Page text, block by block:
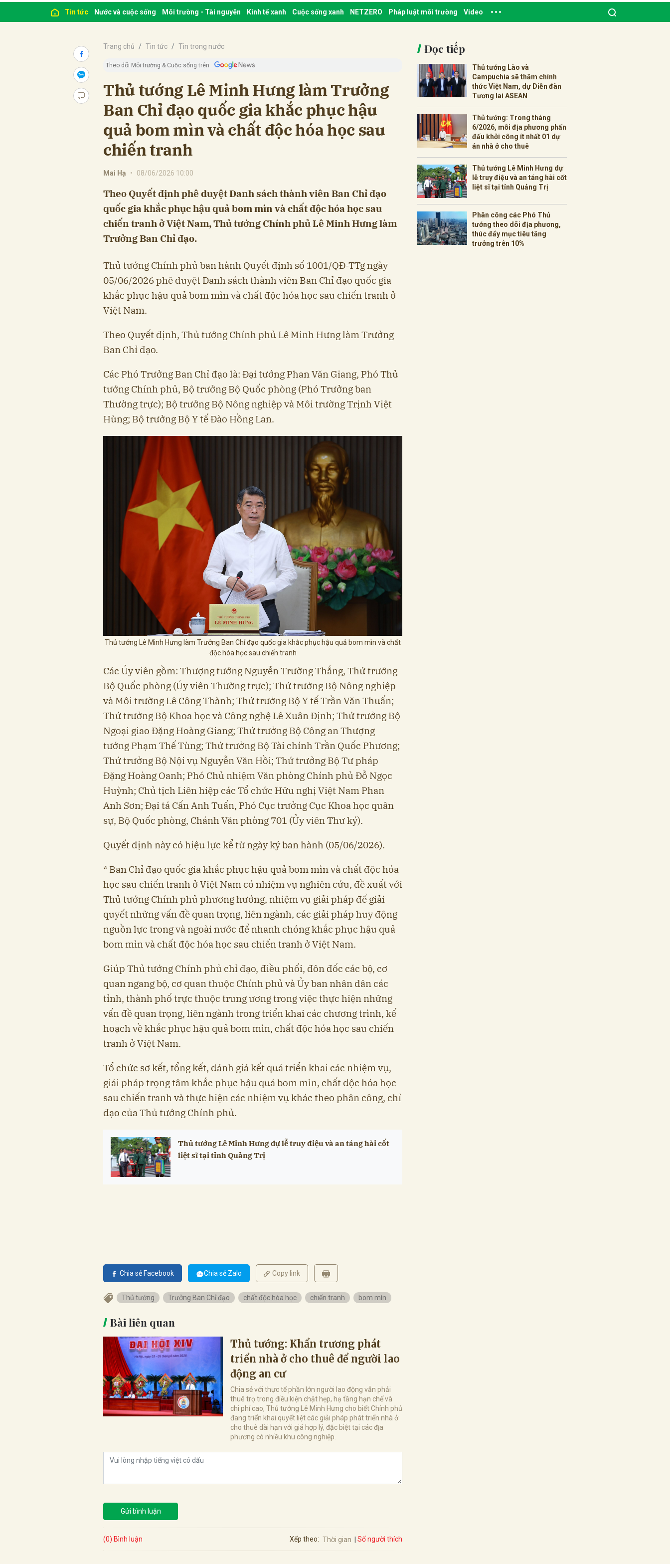
Tin tức Nước và cuộc sống Môi trường - Tài nguyên Kinh tế xanh Cuộc sống xanh NETZERO Pháp luật môi trường Video
Trang chủ Tin tức Tin trong nước
Theo dõi Môi trường & Cuộc sống trên
Thủ tướng Lê Minh Hưng làm Trưởng
Ban Chỉ đạo quốc gia khắc phục hậu
quả bom mìn và chất độc hóa học sau
chiến tranh
Mai Hạ • 08/06/2026 10:00
Theo Quyết định phê duyệt Danh sách thành viên Ban Chỉ đạo
quốc gia khắc phục hậu quả bom mìn và chất độc hóa học sau
chiến tranh ở Việt Nam, Thủ tướng Chính phủ Lê Minh Hưng làm
Trưởng Ban Chỉ đạo.
Thủ tướng Chính phủ ban hành Quyết định số 1001/QĐ-TTg ngày
05/06/2026 phê duyệt Danh sách thành viên Ban Chỉ đạo quốc gia
khắc phục hậu quả bom mìn và chất độc hóa học sau chiến tranh ở
Việt Nam.
Theo Quyết định, Thủ tướng Chính phủ Lê Minh Hưng làm Trưởng
Ban Chỉ đạo.
Các Phó Trưởng Ban Chỉ đạo là: Đại tướng Phan Văn Giang, Phó Thủ
tướng Chính phủ, Bộ trưởng Bộ Quốc phòng (Phó Trưởng ban
Thường trực); Bộ trưởng Bộ Nông nghiệp và Môi trường Trịnh Việt
Hùng; Bộ trưởng Bộ Y tế Đào Hồng Lan.
Thủ tướng Lê Minh Hưng làm Trưởng Ban Chỉ đạo quốc gia khắc phục hậu quả bom mìn và chất
độc hóa học sau chiến tranh
Các Ủy viên gồm: Thượng tướng Nguyễn Trường Thắng, Thứ trưởng
Bộ Quốc phòng (Ủy viên Thường trực); Thứ trưởng Bộ Nông nghiệp
và Môi trường Lê Công Thành; Thứ trưởng Bộ Y tế Trần Văn Thuấn;
Thứ trưởng Bộ Khoa học và Công nghệ Lê Xuân Định; Thứ trưởng Bộ
Ngoại giao Đặng Hoàng Giang; Thứ trưởng Bộ Công an Thượng
tướng Phạm Thế Tùng; Thứ trưởng Bộ Tài chính Trần Quốc Phương;
Thứ trưởng Bộ Nội vụ Nguyễn Văn Hồi; Thứ trưởng Bộ Tư pháp
Đặng Hoàng Oanh; Phó Chủ nhiệm Văn phòng Chính phủ Đỗ Ngọc
Huỳnh; Chủ tịch Liên hiệp các Tổ chức Hữu nghị Việt Nam Phan
Anh Sơn; Đại tá Cấn Anh Tuấn, Phó Cục trưởng Cục Khoa học quân
sự, Bộ Quốc phòng, Chánh Văn phòng 701 (Ủy viên Thư ký).
Quyết định này có hiệu lực kể từ ngày ký ban hành (05/06/2026).
* Ban Chỉ đạo quốc gia khắc phục hậu quả bom mìn và chất độc hóa
học sau chiến tranh ở Việt Nam có nhiệm vụ nghiên cứu, đề xuất với
Thủ tướng Chính phủ phương hướng, nhiệm vụ giải pháp để giải
quyết những vấn đề quan trọng, liên ngành, các giải pháp huy động
nguồn lực trong và ngoài nước để nhanh chóng khắc phục hậu quả
bom mìn và chất độc hóa học sau chiến tranh ở Việt Nam.
Giúp Thủ tướng Chính phủ chỉ đạo, điều phối, đôn đốc các bộ, cơ
quan ngang bộ, cơ quan thuộc Chính phủ và Ủy ban nhân dân các
tỉnh, thành phố trực thuộc trung ương trong việc thực hiện những
vấn đề quan trọng, liên ngành trong triển khai các chương trình, kế
hoạch về khắc phục hậu quả bom mìn, chất độc hóa học sau chiến
tranh ở Việt Nam.
Tổ chức sơ kết, tổng kết, đánh giá kết quả triển khai các nhiệm vụ,
giải pháp trọng tâm khắc phục hậu quả bom mìn, chất độc hóa học
sau chiến tranh và thực hiện các nhiệm vụ khác theo phân công, chỉ
đạo của Thủ tướng Chính phủ.
Thủ tướng Lê Minh Hưng dự lễ truy điệu và an táng hài cốt
liệt sĩ tại tỉnh Quảng Trị
Chia sẻ Facebook Chia sẻ Zalo Copy link
Thủ tướng Trưởng Ban Chỉ đạo chất độc hóa học chiến tranh bom mìn
Bài liên quan
Thủ tướng: Khẩn trương phát
triển nhà ở cho thuê để người lao
động an cư
Chia sẻ với thực tế phần lớn người lao động vẫn phải
thuê trọ trong điều kiện chật hẹp, hạ tầng hạn chế và
chi phí cao, Thủ tướng Lê Minh Hưng cho biết Chính phủ
đang triển khai quyết liệt các giải pháp phát triển nhà ở
cho thuê dài hạn với giá hợp lý, đặc biệt tại các địa
phương có nhiều khu công nghiệp.
Gửi bình luận
(0) Bình luận Xếp theo: Thời gian Số người thích
Đọc tiếp
Thủ tướng Lào và
Campuchia sẽ thăm chính
thức Việt Nam, dự Diễn đàn
Tương lai ASEAN
Thủ tướng: Trong tháng
6/2026, mỗi địa phương phấn
đấu khởi công ít nhất 01 dự
án nhà ở cho thuê
Thủ tướng Lê Minh Hưng dự
lễ truy điệu và an táng hài cốt
liệt sĩ tại tỉnh Quảng Trị
Phân công các Phó Thủ
tướng theo dõi địa phương,
thúc đẩy mục tiêu tăng
trưởng trên 10%